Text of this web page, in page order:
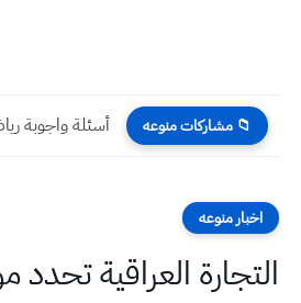
📁 مشاركات منوعه
اخبار منوعه
التجارة العراقية تحدد